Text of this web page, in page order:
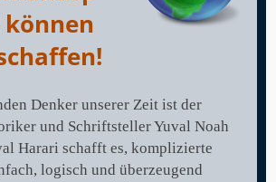
Denker unserer Zeit ist der
und Schriftsteller Yuval Noah
Harari schafft es, komplizierte
logisch und überzeugend